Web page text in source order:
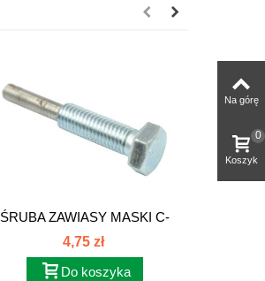
ŚRUBA ZAWIASY MASKI C-
330...
4,75 zł
Do koszyka
Na górę
Koszyk
0